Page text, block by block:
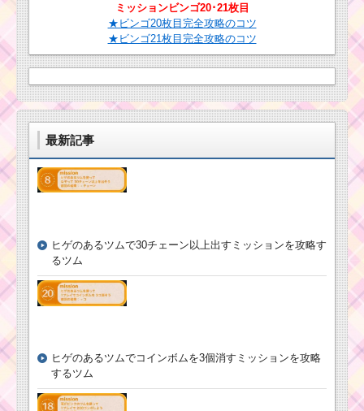
茶色のツムを合計で
3000個消すミッション
を攻略するツム
白い手のツムで１プ
レイ430コインを稼ぐ
ミッションを攻略する
ルで1プレイでコインを
ツムツムビンゴ16 恋
人を呼ぶツムを使って1
消す方法
ミッションビンゴ20･21枚目
★ビンゴ20枚目完全攻略のコツ
★ビンゴ21枚目完全攻略のコツ
最新記事
ヒゲのあるツムで30チェーン以上出すミッションを攻略す
るツム
ヒゲのあるツムでコインボムを3個消すミッションを攻略
するツム